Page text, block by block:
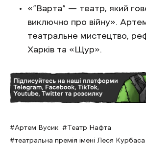
«”Варта” — театр, який
виключно про війну».
театральне мистецтво,
Харків та «Щур».
Артем Вусик
Театр Нафта
театральна премія імені Леся Курбаса